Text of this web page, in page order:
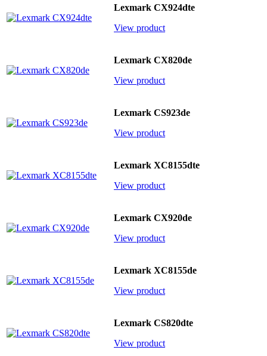
Lexmark CX924dte
View product
Lexmark CX820de
View product
Lexmark CS923de
View product
Lexmark XC8155dte
View product
Lexmark CX920de
View product
Lexmark XC8155de
View product
Lexmark CS820dte
View product